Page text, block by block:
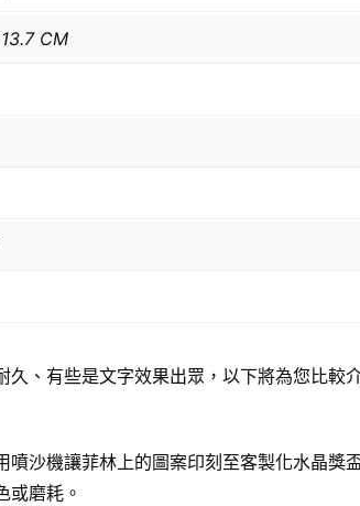
CM
、有些是文字效果出眾，以下將為您比
沙機讓菲林上的圖案印刻至客製化水晶
或磨耗。